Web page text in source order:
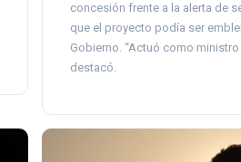
concesión frente a la alerta de
que el proyecto podía ser
Gobierno. “Actuó como ministro
destacó.